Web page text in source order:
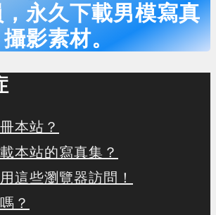
永久下載男模寫真
攝影素材。
本站？
本站的寫真集？
這些瀏覽器訪問！
？